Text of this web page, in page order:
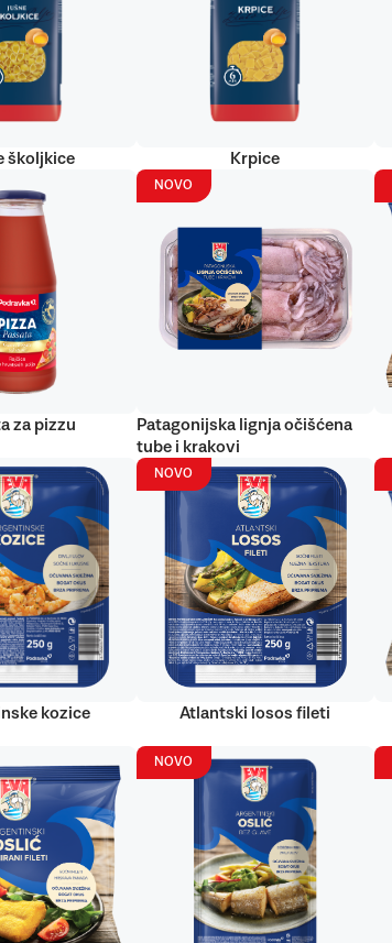
školjkice Krpice
za pizzu
NOVO
Patagonijska lignja očišćena
tube i krakovi
kozice
NOVO
Atlantski losos fileti
NOVO